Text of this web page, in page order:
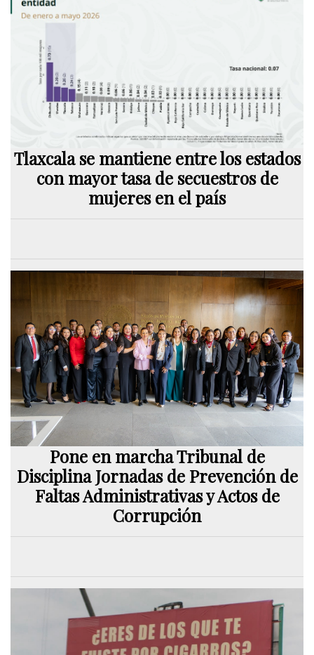
Tlaxcala se mantiene entre los estados
con mayor tasa de secuestros de
mujeres en el país
Pone en marcha Tribunal de
Disciplina Jornadas de Prevención de
Faltas Administrativas y Actos de
Corrupción